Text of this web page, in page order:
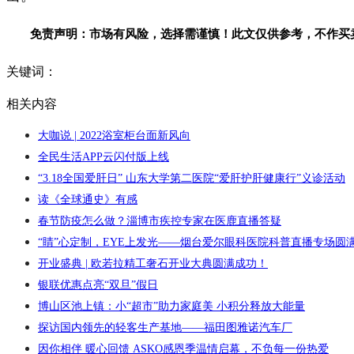
免责声明：市场有风险，选择需谨慎！此文仅供参考，不作买
关键词：
相关内容
大咖说 | 2022浴室柜台面新风向
全民生活APP云闪付版上线
“3.18全国爱肝日” 山东大学第二医院“爱肝护肝健康行”义诊活动
读《全球通史》有感
春节防疫怎么做？淄博市疾控专家在医鹿直播答疑
“睛”心定制，EYE上发光——烟台爱尔眼科医院科普直播专场圆
开业盛典 | 欧若拉精工奢石开业大典圆满成功！
银联优惠点亮“双旦”假日
博山区池上镇：小“超市”助力家庭美 小积分释放大能量
探访国内领先的轻客生产基地——福田图雅诺汽车厂
因你相伴 暖心回馈 ASKO感恩季温情启幕，不负每一份热爱